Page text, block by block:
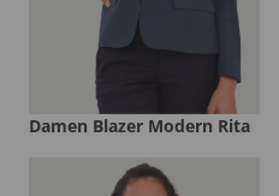
Damen Blazer Modern Rita